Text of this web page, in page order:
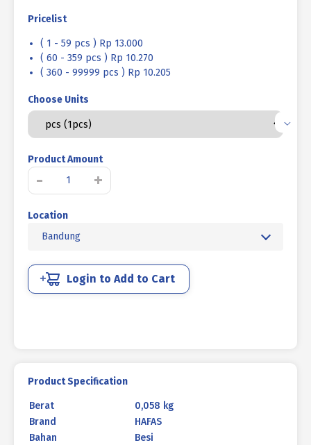
Pricelist
( 1 - 59 pcs ) Rp 13.000
( 60 - 359 pcs ) Rp 10.270
( 360 - 99999 pcs ) Rp 10.205
Choose Units
Product Amount
-
Kuantitas
BOLT
UCP
P1.25
+
Location
Bandung
Login to Add to Cart
Product Specification
Berat
0,058 kg
Brand
HAFAS
Bahan
Besi